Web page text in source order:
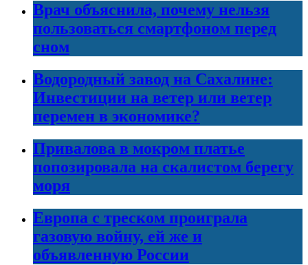
Врач объяснила, почему нельзя
пользоваться смартфоном перед
сном
Водородный завод на Сахалине:
Инвестиции на ветер или ветер
перемен в экономике?
Привалова в мокром платье
попозировала на скалистом берегу
моря
Европа с треском проиграла
газовую войну, ей же и
объявленную России